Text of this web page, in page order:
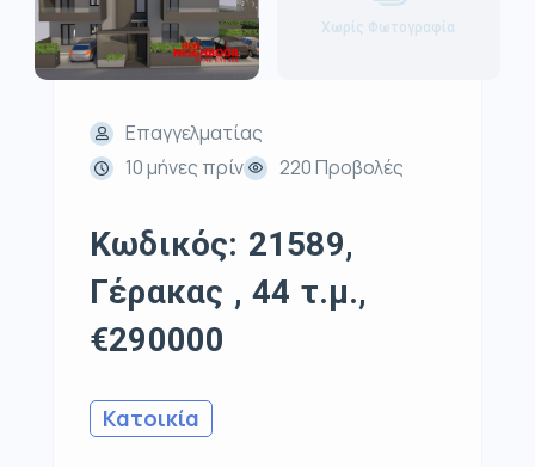
Χωρίς Φωτογραφία
Επαγγελματίας
10 μήνες πρίν
220 Προβολές
Κωδικός: 21589,
Γέρακας , 44 τ.μ.,
€290000
Κατοικία